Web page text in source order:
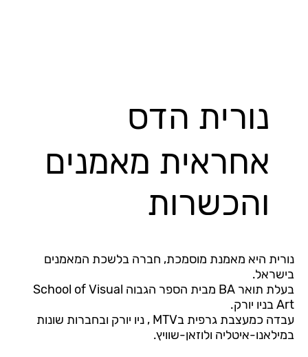
נורית היא מאמנת מוסמכת, חברה בלשכת המאמנים
בישראל.
בעלת תואר BA מבית הספר הגבוה School of Visual
Art בניו יורק.
עבדה כמעצבת גרפית בMTV , ניו יורק ובחברות שונות
במילאנו-איטליה ולוזאן-שוויץ.
נורית הדס
אחראית מאמנים
והכשרות